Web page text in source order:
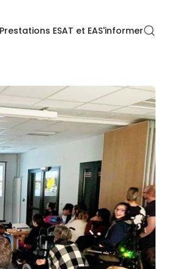
Prestations ESAT et EAS'informer